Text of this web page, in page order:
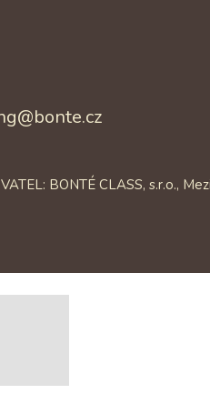
BONTÉ CLASS, s.r.o.,